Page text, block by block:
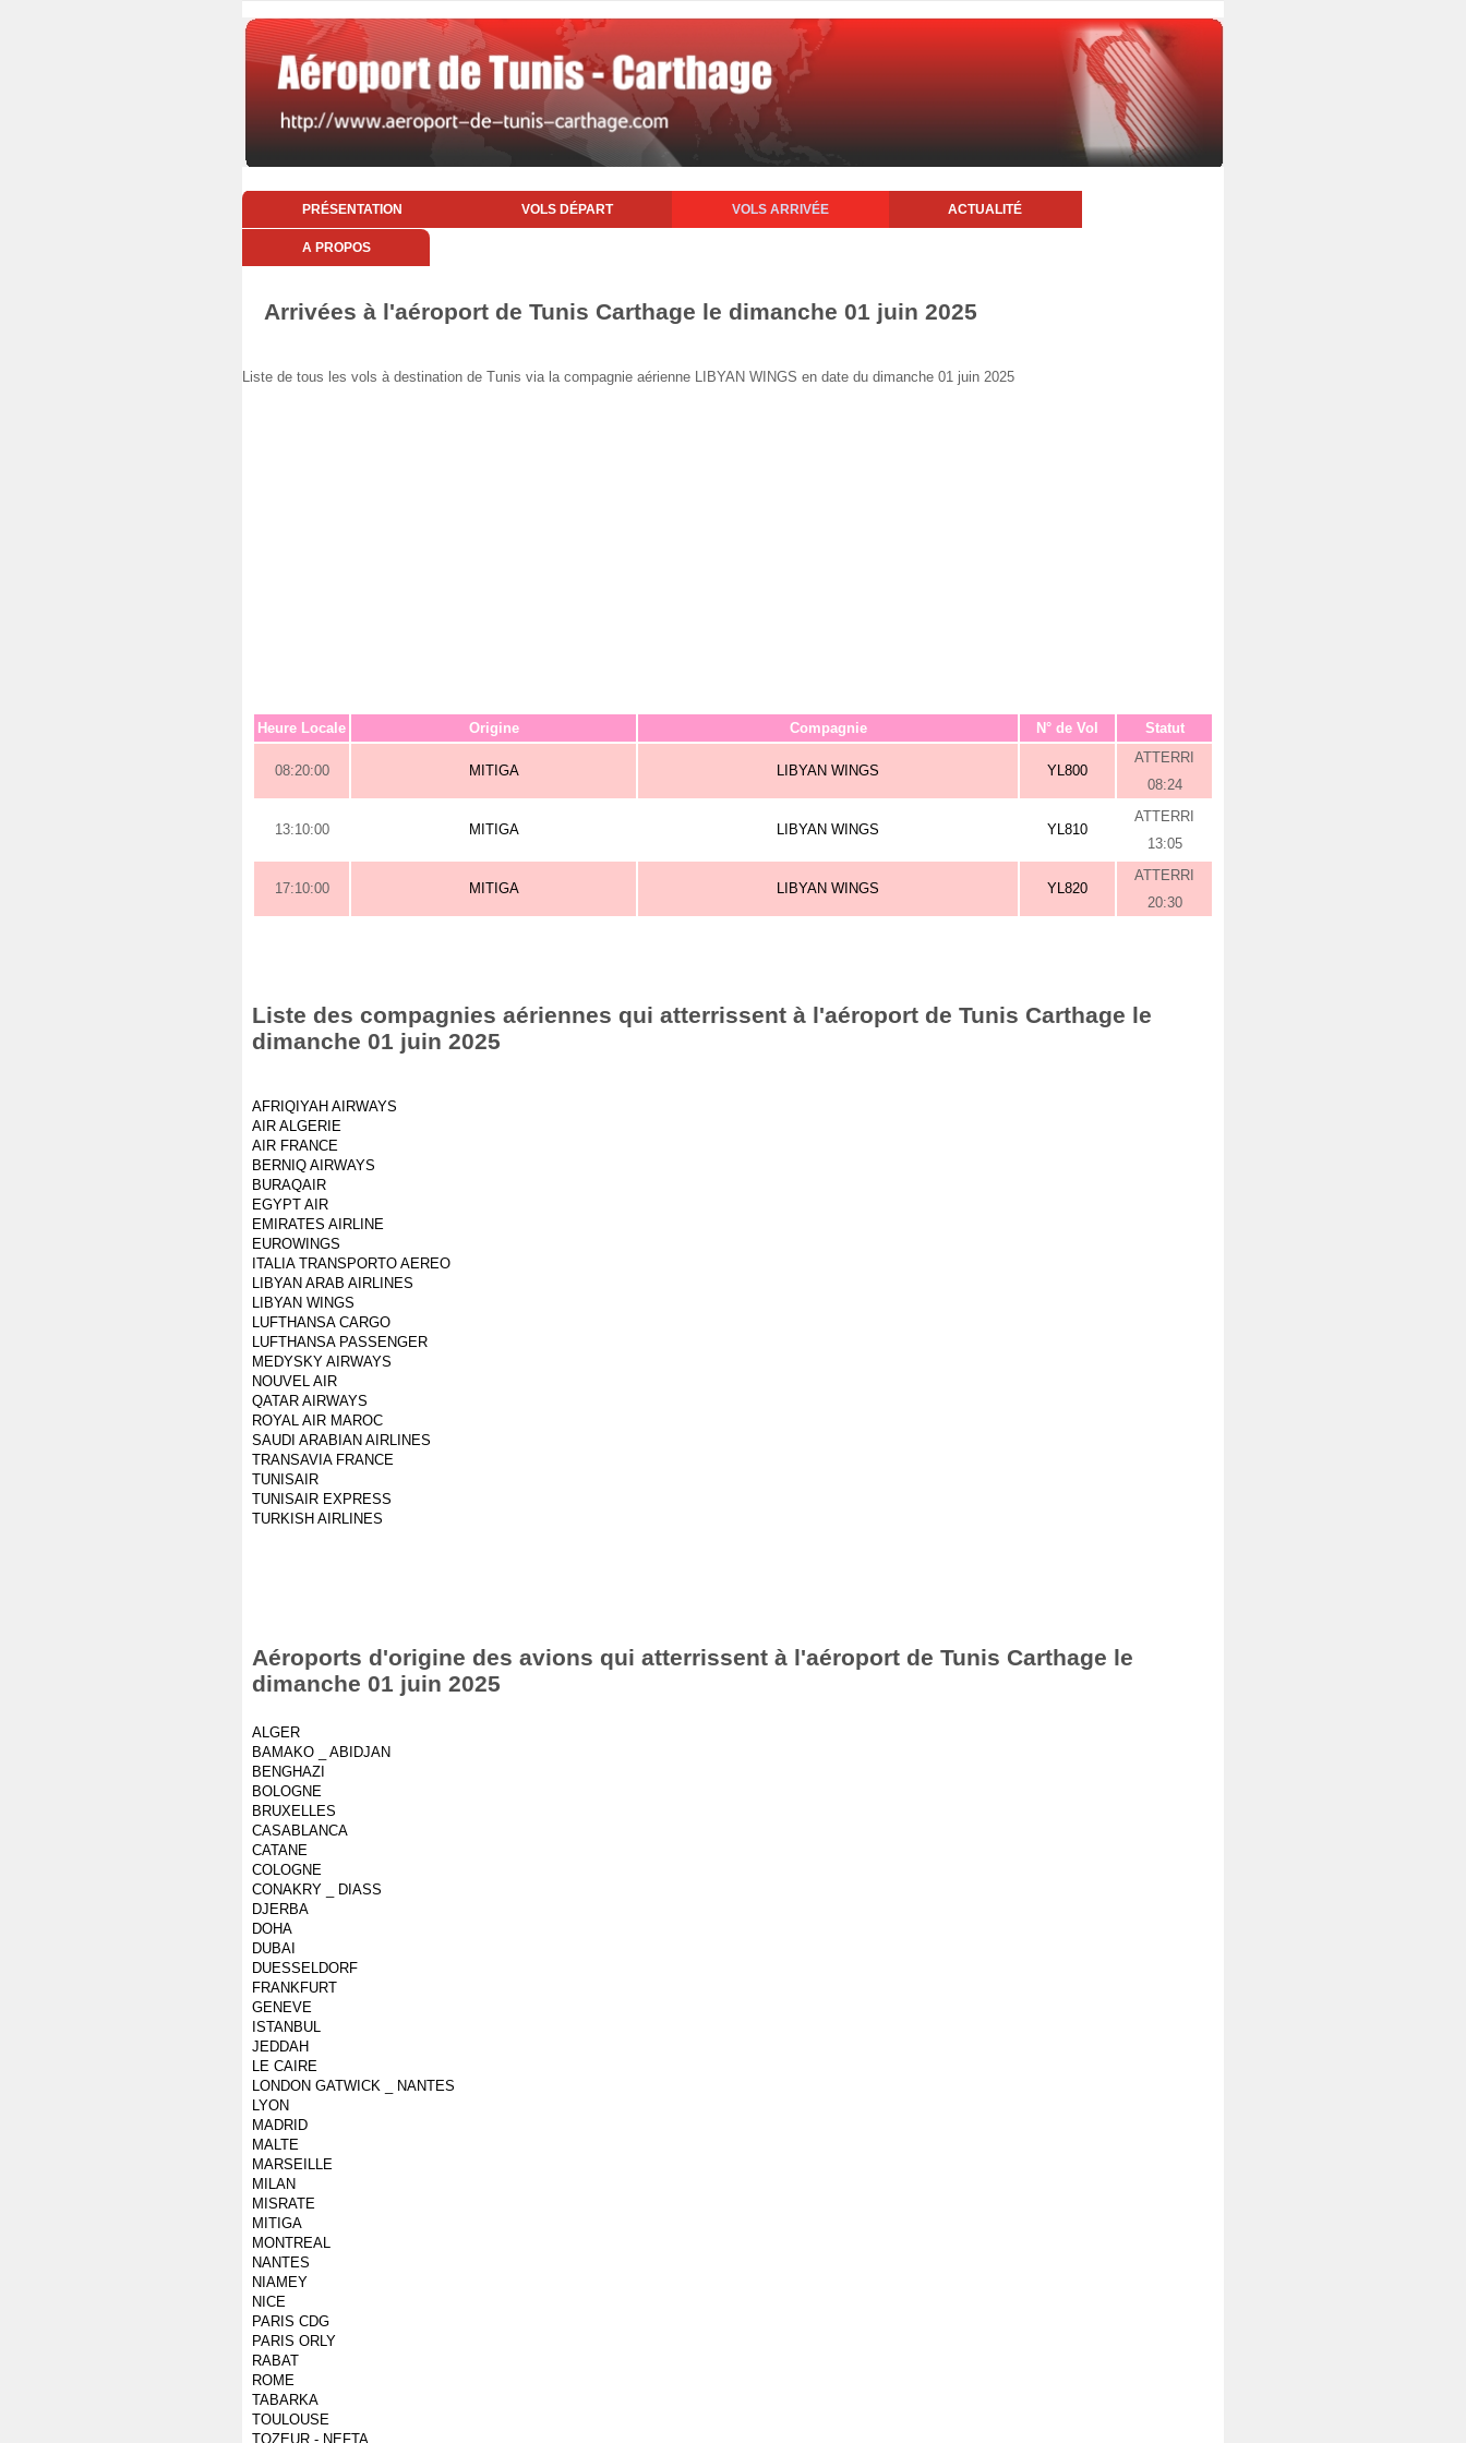
PRÉSENTATION VOLS DÉPART VOLS ARRIVÉE ACTUALITÉ
A PROPOS
Arrivées à l'aéroport de Tunis Carthage le dimanche 01 juin 2025
Liste de tous les vols à destination de Tunis via la compagnie aérienne LIBYAN WINGS en date du dimanche 01 juin 2025
Heure Locale Origine Compagnie N° de Vol Statut
08:20:00 MITIGA LIBYAN WINGS YL800
ATTERRI
08:24
13:10:00 MITIGA LIBYAN WINGS YL810
ATTERRI
13:05
17:10:00 MITIGA LIBYAN WINGS YL820
ATTERRI
20:30
Liste des compagnies aériennes qui atterrissent à l'aéroport de Tunis Carthage le
dimanche 01 juin 2025
AFRIQIYAH AIRWAYS
AIR ALGERIE
AIR FRANCE
BERNIQ AIRWAYS
BURAQAIR
EGYPT AIR
EMIRATES AIRLINE
EUROWINGS
ITALIA TRANSPORTO AEREO
LIBYAN ARAB AIRLINES
LIBYAN WINGS
LUFTHANSA CARGO
LUFTHANSA PASSENGER
MEDYSKY AIRWAYS
NOUVEL AIR
QATAR AIRWAYS
ROYAL AIR MAROC
SAUDI ARABIAN AIRLINES
TRANSAVIA FRANCE
TUNISAIR
TUNISAIR EXPRESS
TURKISH AIRLINES
Aéroports d'origine des avions qui atterrissent à l'aéroport de Tunis Carthage le
dimanche 01 juin 2025
ALGER
BAMAKO _ ABIDJAN
BENGHAZI
BOLOGNE
BRUXELLES
CASABLANCA
CATANE
COLOGNE
CONAKRY _ DIASS
DJERBA
DOHA
DUBAI
DUESSELDORF
FRANKFURT
GENEVE
ISTANBUL
JEDDAH
LE CAIRE
LONDON GATWICK _ NANTES
LYON
MADRID
MALTE
MARSEILLE
MILAN
MISRATE
MITIGA
MONTREAL
NANTES
NIAMEY
NICE
PARIS CDG
PARIS ORLY
RABAT
ROME
TABARKA
TOULOUSE
TOZEUR - NEFTA